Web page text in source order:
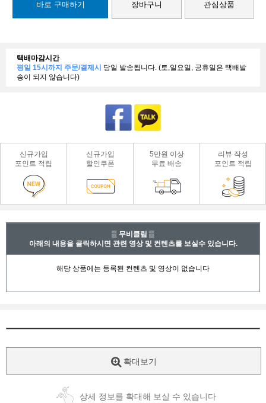
바로 구매하기 장바구니 관심상품
택배마감시간
평일 15시까지 주문/결제시 당일 발송됩니다. (토,일요일, 공휴일은 택배발
송이 되지 않습니다)
신규가입
포인트 적립
신규가입
할인쿠폰
5만원 이상
무료 배송
리뷰 작성
포인트 적립
▒ 무비클립 ▒
아래의 내용을 클릭하시면 관련 영상 및 컨텐츠를 보실수 있습니다.
확대보기
상세 정보를 확대해 보실 수 있습니다